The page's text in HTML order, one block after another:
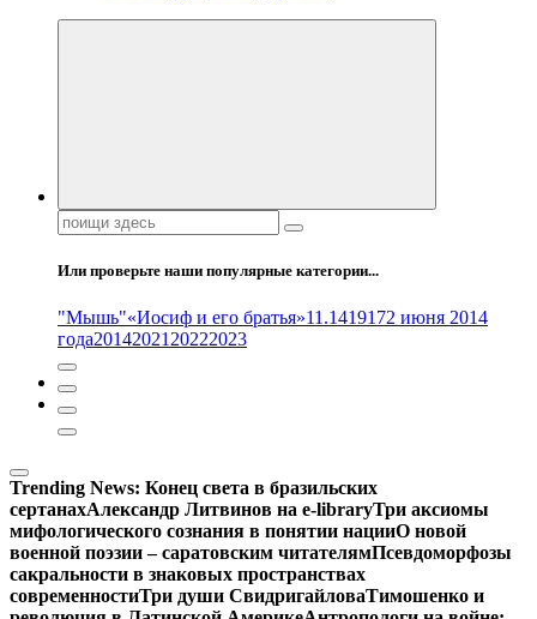
Поиск:
Или проверьте наши популярные категории...
"Мышь"«Иосиф и его братья»11.1419172 июня 2014
года20142021 20222023
Trending News: Конец света в бразильских
сертанахАлександр Литвинов на e-libraryТри аксиомы
мифологического сознания в понятии нацииО новой
военной поэзии – саратовским читателямПсевдоморфозы
сакральности в знаковых пространствах
современностиТри души СвидригайловаТимошенко и